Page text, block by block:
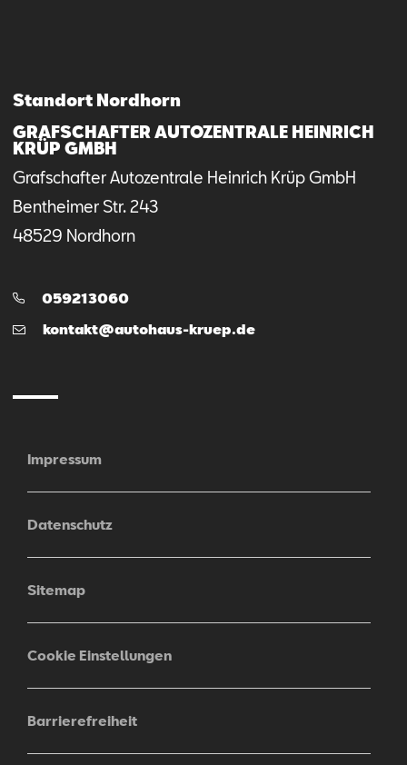
Standort Nordhorn
GRAFSCHAFTER AUTOZENTRALE HEINRICH
KRÜP GMBH
Grafschafter Autozentrale Heinrich Krüp GmbH
Bentheimer Str.243
48529 Nordhorn
Telefon:
059213060
E-
kontakt@autohaus-kruep.de
Impressum
Datenschutz
Sitemap
Cookie Einstellungen
Barrierefreiheit